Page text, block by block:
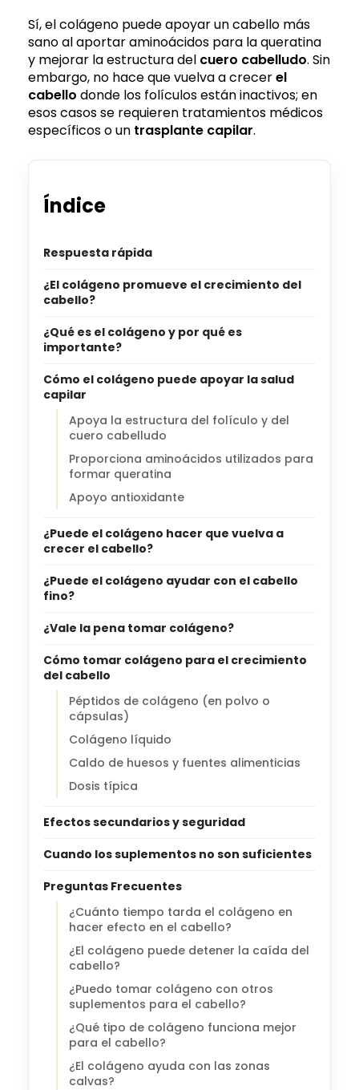
Sí, el colágeno puede apoyar un cabello más
sano al aportar aminoácidos para la queratina
y mejorar la estructura del cuero cabelludo. Sin
embargo, no hace que vuelva a crecerel
cabello donde los folículos están inactivos; en
esos casos se requieren tratamientos médicos
específicos o un trasplante capilar.
Índice
Respuesta rápida
¿El colágeno promueve el crecimiento del
cabello?
¿Qué es el colágeno y por qué es
importante?
Cómo el colágeno puede apoyar la salud
capilar
Apoya la estructura del folículo y del
cuero cabelludo
Proporciona aminoácidos utilizados para
formar queratina
Apoyo antioxidante
¿Puede el colágeno hacer que vuelva a
crecer el cabello?
¿Puede el colágeno ayudar con el cabello
fino?
¿Vale la pena tomar colágeno?
Cómo tomar colágeno para el crecimiento
del cabello
Péptidos de colágeno (en polvo o
cápsulas)
Colágeno líquido
Caldo de huesos y fuentes alimenticias
Dosis típica
Efectos secundarios y seguridad
Cuando los suplementos no son suficientes
Preguntas Frecuentes
¿Cuánto tiempo tarda el colágeno en
hacer efecto en el cabello?
¿El colágeno puede detener la caída del
cabello?
¿Puedo tomar colágeno con otros
suplementos para el cabello?
¿Qué tipo de colágeno funciona mejor
para el cabello?
¿El colágeno ayuda con las zonas
calvas?